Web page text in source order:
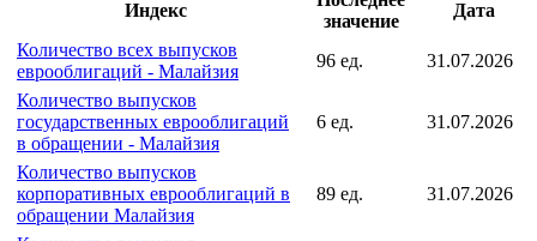
Индексы подгруппы
Индекс
Количество всех выпусков
еврооблигаций - Малайзия
Количество выпусков
государственных еврооблигаций
в обращении - Малайзия
6 ед. 31.07.2026